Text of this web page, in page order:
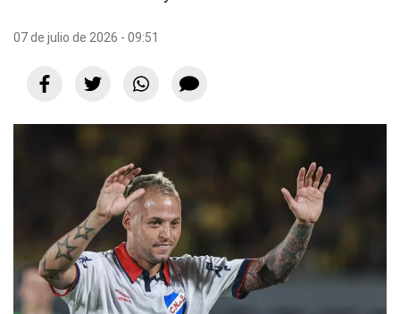
07 de julio de 2026 - 09:51